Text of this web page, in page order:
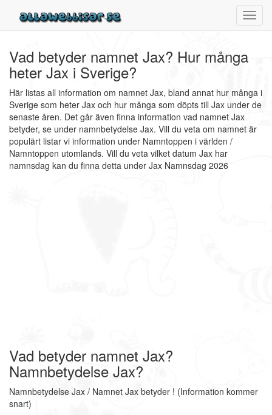
Vad betyder namnet Jax? Hur många
heter Jax i Sverige?
Här listas all information om namnet Jax, bland annat hur många i
Sverige som heter Jax och hur många som döpts till Jax under de
senaste åren. Det går även finna information vad namnet Jax
betyder, se under namnbetydelse Jax. Vill du veta om namnet är
populärt listar vi information under Namntoppen i världen /
Namntoppen utomlands. Vill du veta vilket datum Jax har
namnsdag kan du finna detta under Jax Namnsdag 2026
Vad betyder namnet Jax?
Namnbetydelse Jax?
Namnbetydelse Jax / Namnet Jax betyder ! (Information kommer
snart)